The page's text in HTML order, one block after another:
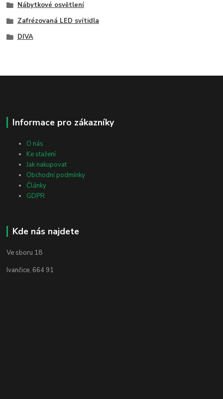
Nábytkové osvětlení
Zafrézovaná LED svítidla
DIVA
Informace pro zákazníky
O nás
Ke stažení
Jak nakupovat
Obchodní podmínky
Články
GDPR
Kde nás najdete
Ve sboru 18
Ivančice, 664 91